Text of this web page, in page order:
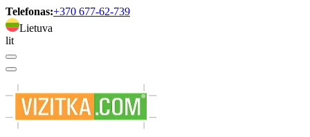
Telefonas:+370 677-62-739
Lietuva
lit